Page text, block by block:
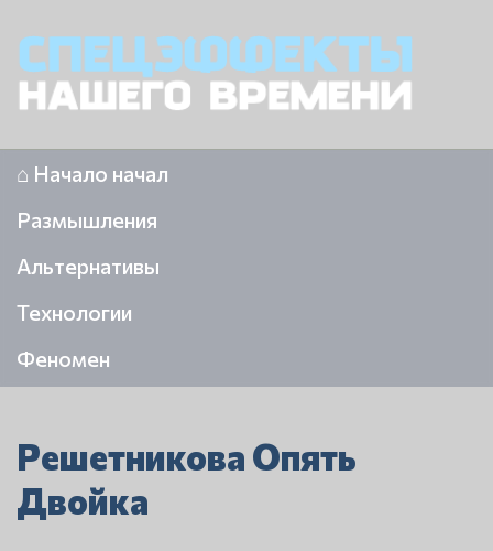
⌂ Начало начал
Размышления
Альтернативы
Технологии
Феномен
Решетникова Опять
Двойка